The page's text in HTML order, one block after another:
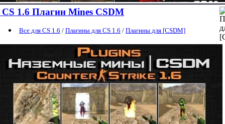
CS 1.6 Плaгин Mines CSDM
Все для CS 1.6 / Плагины для CS 1.6 / Плагины для [CSDM]